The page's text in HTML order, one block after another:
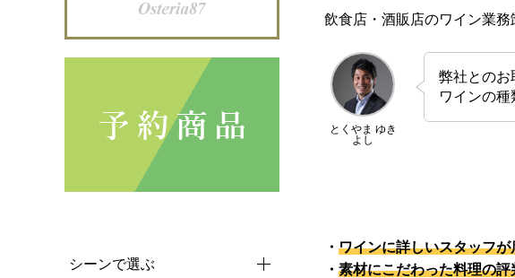
飲食店・酒販店のワイン業
とくやま ゆき
よし
弊社とのお
ワインの
・ ワインに詳しいスタッフ
・ 素材にこだわった料理の
シーンで選ぶ